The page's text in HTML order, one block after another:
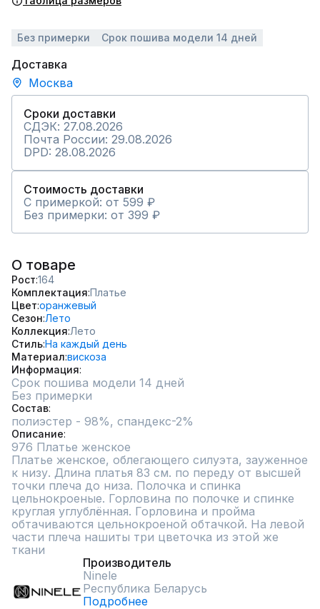
Без примерки Срок пошива модели 14 дней
Доставка
Москва
Сроки доставки
СДЭК: 27.08.2026
Почта России: 29.08.2026
DPD: 28.08.2026
Стоимость доставки
С примеркой: от 599 ₽
Без примерки: от 399 ₽
О товаре
Рост 164
Комплектация Платье
Цвет оранжевый
Сезон Лето
Коллекция Лето
СтильНа каждый день
Материал вискоза
Информация
Срок пошива модели 14 дней
Без примерки
Состав
полиэстер - 98%, спандекс-2%
Описание
976 Платье женское
Платье женское, облегающего силуэта, зауженное
к низу. Длина платья 83 см. по переду от высшей
точки плеча до низа. Полочка и спинка
цельнокроеные. Горловина по полочке и спинке
круглая углублённая. Горловина и пройма
обтачиваются цельнокроеной обтачкой. На левой
части плеча нашиты три цветочка из этой же
ткани
Производитель
Ninele
Республика Беларусь
Подробнее